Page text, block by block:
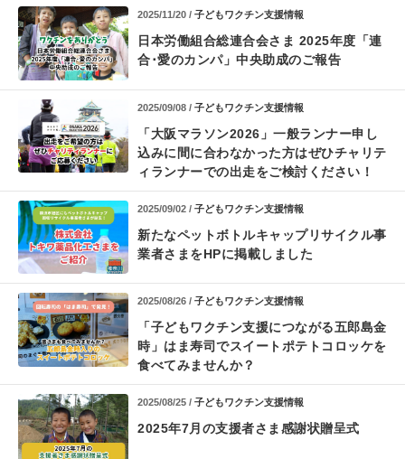
2025/11/20 /子どもワクチン支援情報
日本労働組合総連合会さま 2025年度「連
合･愛のカンパ」中央助成のご報告
2025/09/08 /子どもワクチン支援情報
「大阪マラソン2026」一般ランナー申し
込みに間に合わなかった方はぜひチャリテ
ィランナーでの出走をご検討ください！
2025/09/02 /子どもワクチン支援情報
新たなペットボトルキャップリサイクル事
業者さまをHPに掲載しました
2025/08/26 /子どもワクチン支援情報
「子どもワクチン支援につながる五郎島金
時」 はま寿司でスイートポテトコロッケを
食べてみませんか？
2025/08/25 /子どもワクチン支援情報
2025年7月の支援者さま感謝状贈呈式